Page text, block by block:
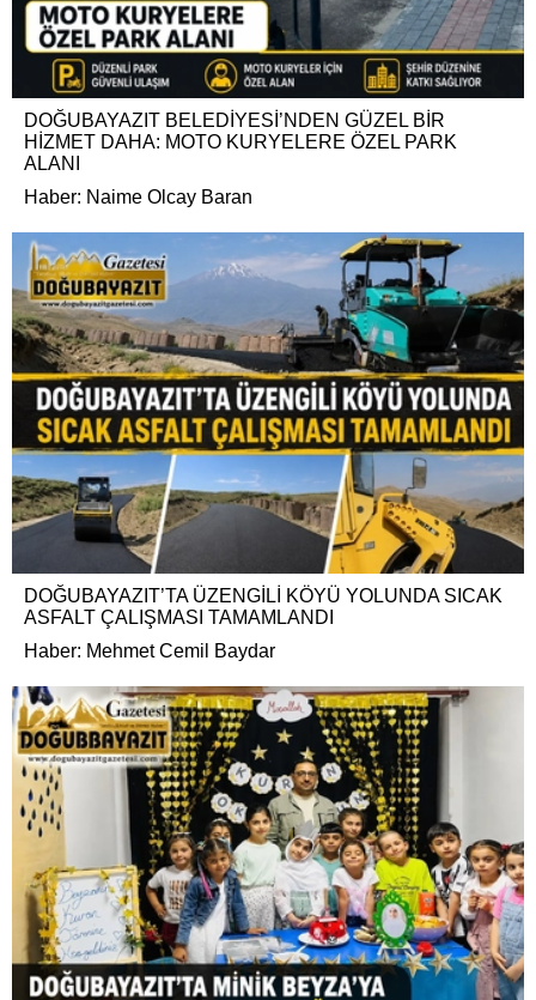
DOĞUBAYAZIT BELEDİYESİ’NDEN GÜZEL BİR
HİZMET DAHA: MOTO KURYELERE ÖZEL PARK
ALANI
Haber: Naime Olcay Baran
DOĞUBAYAZIT’TA ÜZENGİLİ KÖYÜ YOLUNDA SICAK
ASFALT ÇALIŞMASI TAMAMLANDI
Haber: Mehmet Cemil Baydar